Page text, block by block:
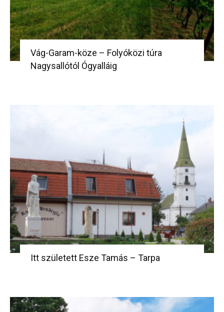
Vág-Garam-köze – Folyóközi túra
Nagysallótól Ógyalláig
Itt született Esze Tamás – Tarpa